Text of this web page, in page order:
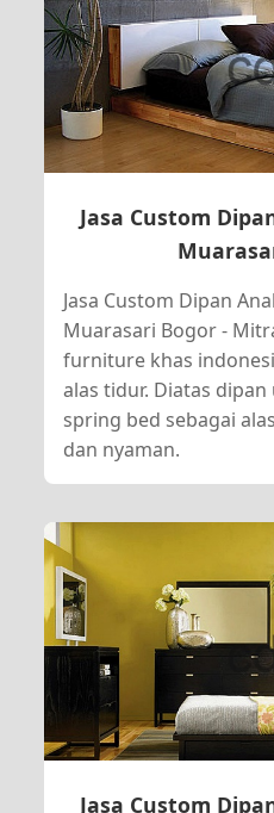
Jasa Custom
Jasa Custom Dipan
Muarasari Bogor -
furniture khas
alas tidur. Diatas
spring bed sebagai
dan nyaman.
Jasa Custom